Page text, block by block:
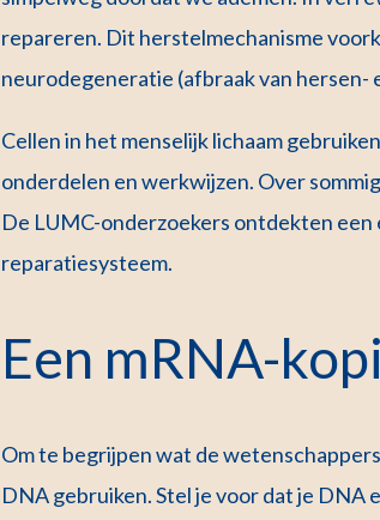
repareren. Dit herstelmechanisme
neurodegeneratie (afbraak van hersen-
Cellen in het menselijk lichaam
onderdelen en werkwijzen. Over
De LUMC-onderzoekers ontdekten
reparatiesysteem.
Een mRNA-
Om te begrijpen wat de
DNA gebruiken. Stel je voor dat je DNA